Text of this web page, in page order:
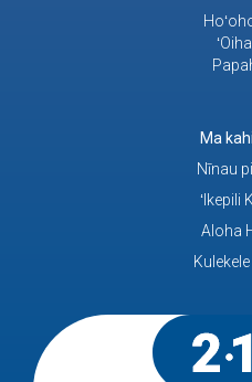
Ma
Nīnau
ʻIkepili
Aloha